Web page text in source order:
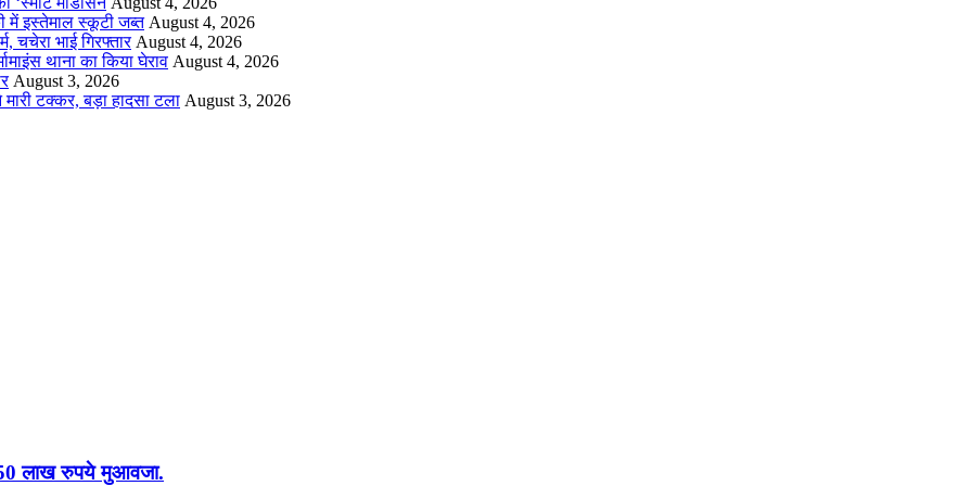
में इस्तेमाल स्कूटी जब्त August 4, 2026
चचेरा भाई गिरफ्तार August 4, 2026
थाना का किया घेराव August 4, 2026
August 3, 2026
टक्कर, बड़ा हादसा टला August 3, 2026
लाख रुपये मुआवजा.